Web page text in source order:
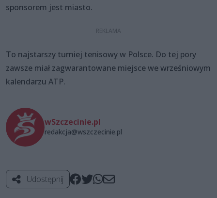
sponsorem jest miasto.
To najstarszy turniej tenisowy w Polsce. Do tej pory
zawsze miał zagwarantowane miejsce we wrześniowym
kalendarzu ATP.
wSzczecinie.pl
redakcja@wszczecinie.pl
Udostępnij